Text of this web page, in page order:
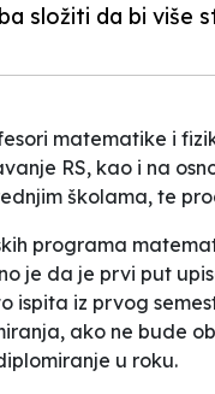
složiti da bi više
matematike i
RS, kao i na
školama, te
programa
je da je prvi put
ispita iz prvog
ako ne bude
u roku.